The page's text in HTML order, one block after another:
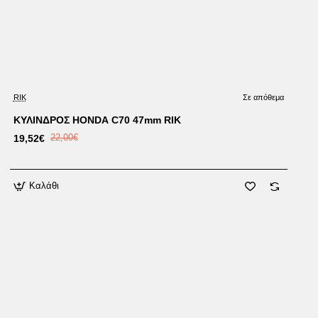
RIK Σε απόθεμα
ΚΥΛΙΝΔΡΟΣ HONDA C70 47mm RIK
19,52€ 22,00€
Καλάθι